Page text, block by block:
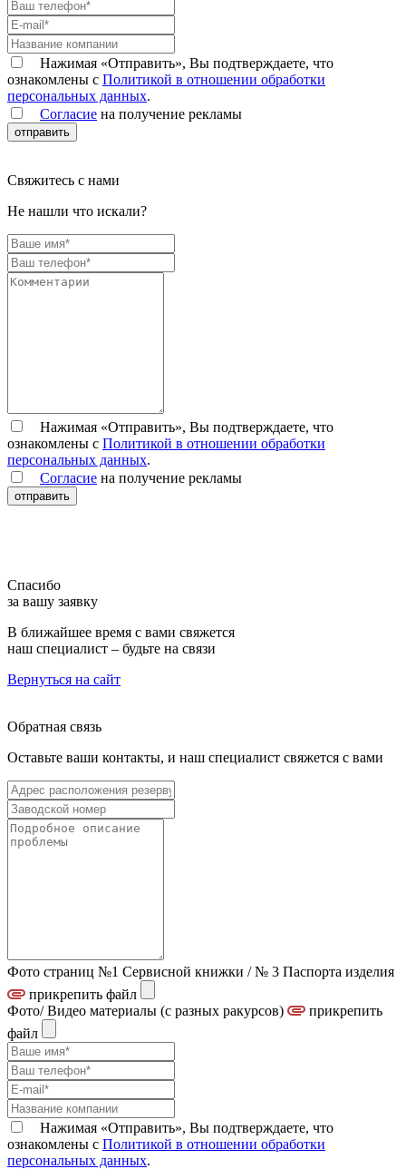
Нажимая «Отправить», Вы подтверждаете, что
ознакомлены с Политикой в отношении обработки
персональных данных.
Согласие на получение рекламы
отправить
Свяжитесь с нами
Не нашли что искали?
Нажимая «Отправить», Вы подтверждаете, что
ознакомлены с Политикой в отношении обработки
персональных данных.
Согласие на получение рекламы
отправить
Спасибо
за вашу заявку
В ближайшее время с вами свяжется
наш специалист – будьте на связи
Вернуться на сайт
Обратная связь
Оставьте ваши контакты, и наш специалист свяжется с вами
Фото страниц №1 Сервисной книжки / № 3 Паспорта изделия
прикрепить файл
Фото/ Видео материалы (с разных ракурсов)
прикрепить
файл
Нажимая «Отправить», Вы подтверждаете, что
ознакомлены с Политикой в отношении обработки
персональных данных.